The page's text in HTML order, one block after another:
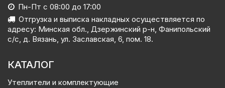
Пн-Пт с 08:00 до 17:00
Отгрузка и выписка накладных осуществляется по
адресу: Минская обл., Дзержинский р-н, Фанипольский
с/с, д. Вязань, ул. Заславская, 6, пом. 18.
КАТАЛОГ
Утеплители и комплектующие